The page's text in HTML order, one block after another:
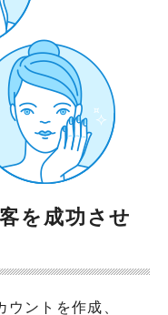
を成功させ
ントを作成、